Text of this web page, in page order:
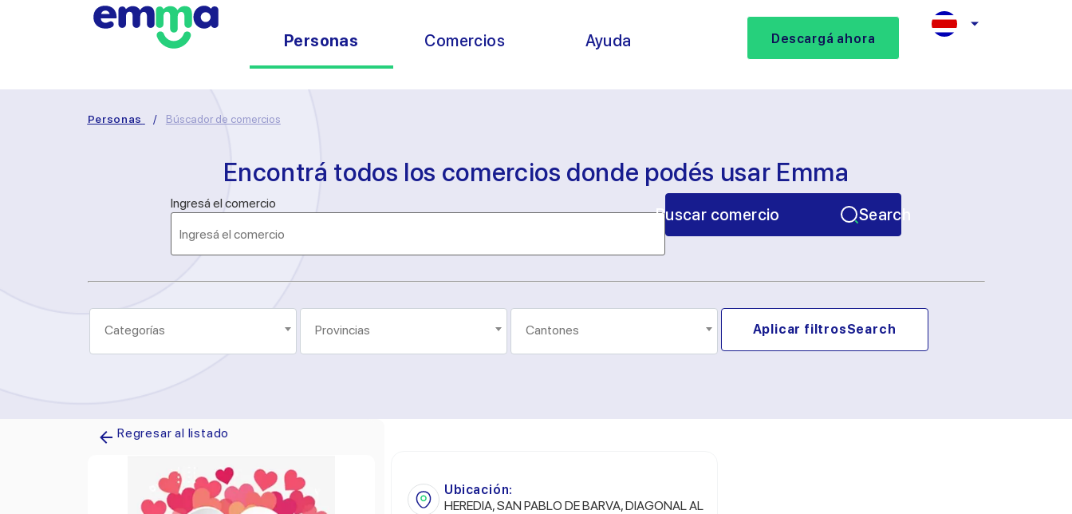
Personas Comercios Ayuda Descargá ahora
Personas / Búscador de comercios
Encontrá todos los comercios donde podés usar Emma
Ingresá el comercio
Buscar comercio Search
Aplicar filtrosSearch
Regresar al listado
Ubicación:
HEREDIA, SAN PABLO DE BARVA, DIAGONAL AL